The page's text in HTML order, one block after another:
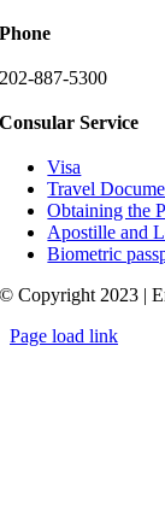
Phone
202-887-5300
Consular Service
Visa
Travel
Obtaining the
Apostille and
Biometric
© Copyright 2023 |
Page load link